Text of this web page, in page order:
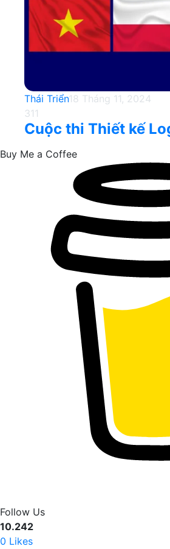
Thái Triển18 Tháng 11, 2024
311
Cuộc thi Thiết kế
Buy Me a Coffee
Follow Us
10.242
0 Likes